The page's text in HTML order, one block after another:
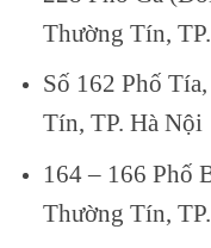
Thường Tín,
Số 162 Phố
Tín, TP. Hà Nội
164 – 166 Phố
Thường Tín,